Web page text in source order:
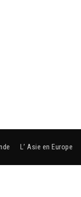
L’ Asie en Europe